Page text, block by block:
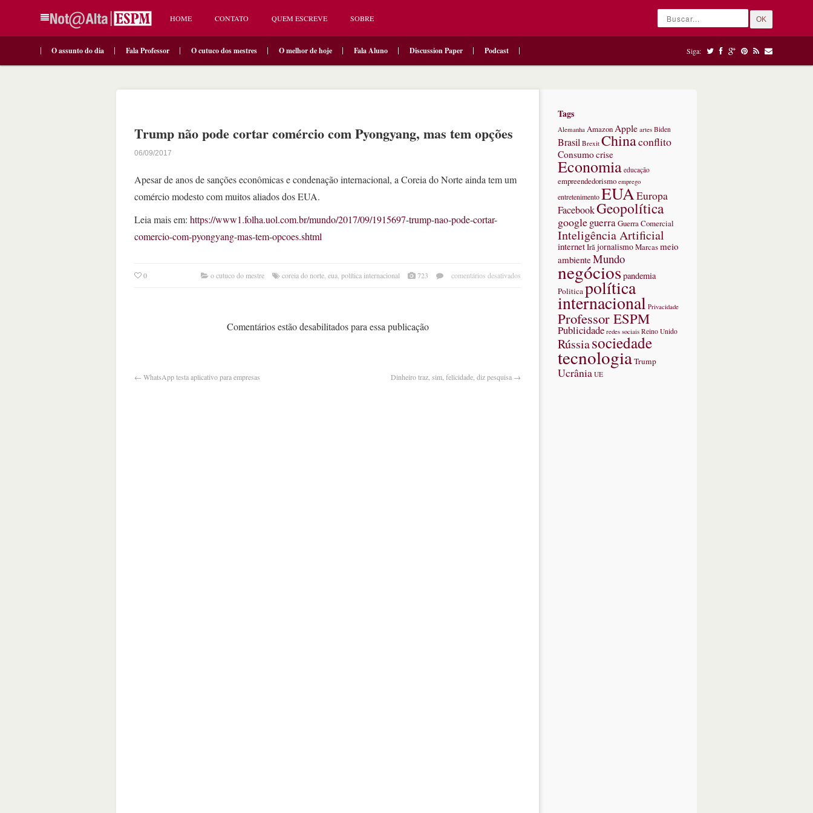
HOME CONTATO QUEM ESCREVE SOBRE OK
O assunto do dia Fala Professor O cutuco dos mestres O melhor de hoje Fala Aluno Discussion Paper Podcast Siga:
Trump não pode cortar comércio com Pyongyang, mas tem opções
06/09/2017
Apesar de anos de sanções econômicas e condenação internacional, a Coreia do Norte ainda tem um
comércio modesto com muitos aliados dos EUA.
Leia mais em: https://www1.folha.uol.com.br/mundo/2017/09/1915697-trump-nao-pode-cortar-
comercio-com-pyongyang-mas-tem-opcoes.shtml
0 o cutuco do mestre coreia do norte eua política internacional 723 comentários desativados
pyongyang,
Comentários estão desabilitados para essa publicação
← WhatsApp testa aplicativo para empresas Dinheiro traz, sim, felicidade, diz pesquisa →
Tags
Alemanha Amazon Apple artes Biden
Brasil Brexit Chinaconflito
Consumocrise
Economia educação
empreendedorismo emprego
entretenimentoEUAEuropa
FacebookGeopolítica
googleguerraGuerra Comercial
Inteligência Artificial
internetIrãjornalismoMarcasmeio
ambienteMundo
negóciospandemia
Politicapolítica
internacional Privacidade
Professor ESPM
Publicidade redes sociais Reino Unido
Rússiasociedade
tecnologiaTrump
Ucrânia UE